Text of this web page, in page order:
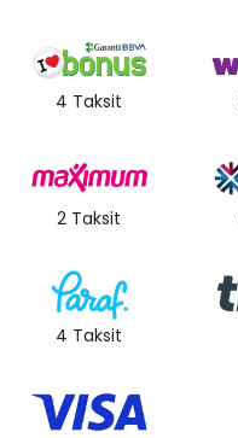
4 Taksit
2 Taksit
4 Taksit